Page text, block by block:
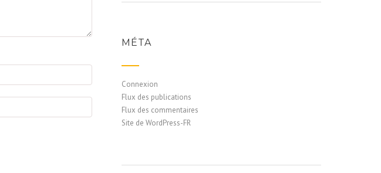
MÉTA
Connexion
Flux des publications
Flux des commentaires
Site de WordPress-FR